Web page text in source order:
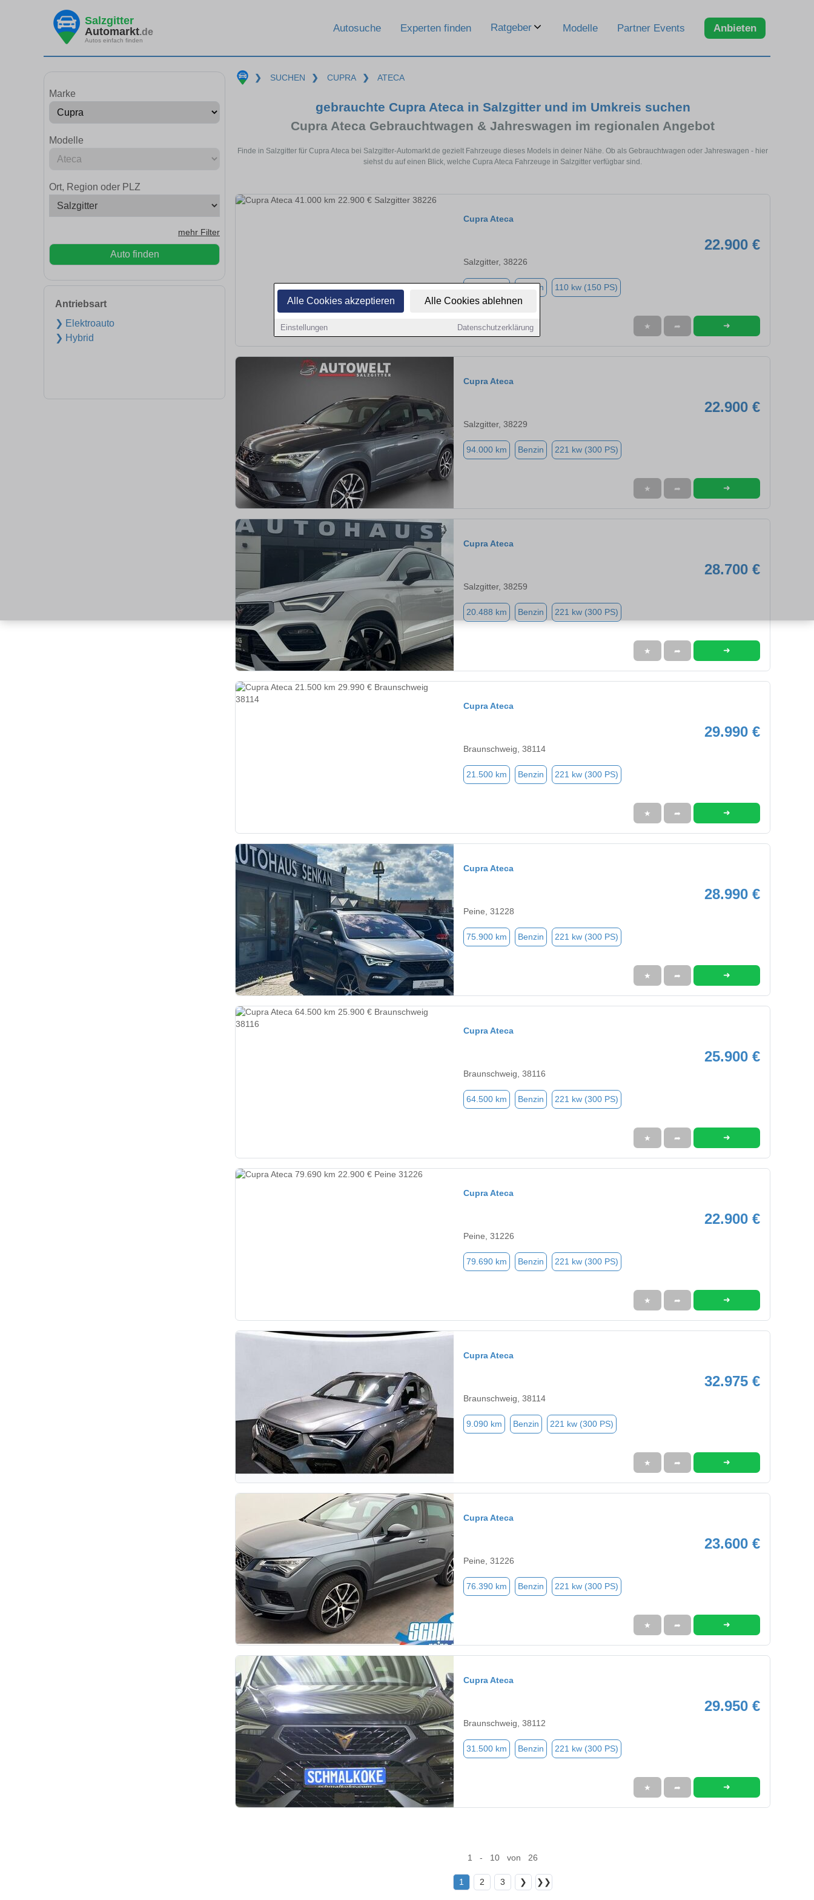
Alle Cookies akzeptieren Alle Cookies ablehnen
Einstellungen Datenschutzerklärung
Salzgitter
Automarkt.de
Autos einfach finden
Autosuche Experten finden Ratgeber Modelle Partner Events Anbieten
Marke
Modelle
Ort, Region oder PLZ
mehr Filter
Auto finden
Antriebsart
❯ Elektroauto
❯ Hybrid
❯ SUCHEN ❯ CUPRA ❯ ATECA
gebrauchte Cupra Ateca in Salzgitter und im Umkreis suchen
Cupra Ateca Gebrauchtwagen & Jahreswagen im regionalen Angebot
Finde in Salzgitter für Cupra Ateca bei Salzgitter-Automarkt.de gezielt Fahrzeuge dieses Models in deiner Nähe. Ob als Gebrauchtwagen oder Jahreswagen - hier
siehst du auf einen Blick, welche Cupra Ateca Fahrzeuge in Salzgitter verfügbar sind.
Cupra Ateca
22.900 €
Salzgitter, 38226
Benzin 110 kw (150 PS)
★ ➦ ➜
Cupra Ateca
22.900 €
Salzgitter, 38229
94.000 km Benzin 221 kw (300 PS)
★ ➦ ➜
Cupra Ateca
28.700 €
Salzgitter, 38259
20.488 km Benzin 221 kw (300 PS)
★ ➦ ➜
Cupra Ateca
29.990 €
Braunschweig, 38114
21.500 km Benzin 221 kw (300 PS)
★ ➦ ➜
Cupra Ateca
28.990 €
Peine, 31228
75.900 km Benzin 221 kw (300 PS)
★ ➦ ➜
Cupra Ateca
25.900 €
Braunschweig, 38116
64.500 km Benzin 221 kw (300 PS)
★ ➦ ➜
Cupra Ateca
22.900 €
Peine, 31226
79.690 km Benzin 221 kw (300 PS)
★ ➦ ➜
Cupra Ateca
32.975 €
Braunschweig, 38114
9.090 km Benzin 221 kw (300 PS)
★ ➦ ➜
Cupra Ateca
23.600 €
Peine, 31226
76.390 km Benzin 221 kw (300 PS)
★ ➦ ➜
Cupra Ateca
29.950 €
Braunschweig, 38112
31.500 km Benzin 221 kw (300 PS)
★ ➦ ➜
1 - 10 von 26
1 2 3 ❯ ❯❯